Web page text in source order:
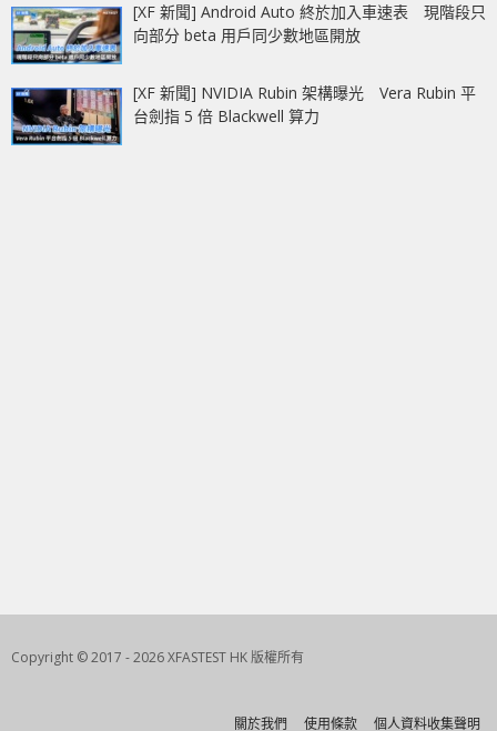
[XF 新聞] Android Auto 終於加入車速表 現階段只
向部分 beta 用戶同少數地區開放
[XF 新聞] NVIDIA Rubin 架構曝光 Vera Rubin 平
台劍指 5 倍 Blackwell 算力
Copyright © 2017 - 2026 XFASTEST HK 版權所有
關於我們 使用條款 個人資料收集聲明